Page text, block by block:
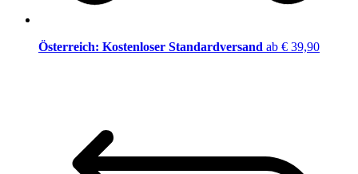
Österreich: Kostenloser Standardversand ab € 39,90